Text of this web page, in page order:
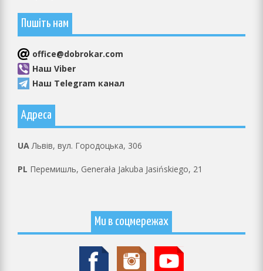
Пишіть нам
оffice@dobrokar.com
Наш Viber
Наш Telegram канал
Адреса
UAЛьвів, вул. Городоцька, 306
PL Перемишль, Generała Jakuba Jasińskiego, 21
Ми в соцмережах